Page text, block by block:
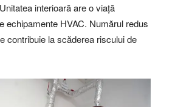
interioară are o viață
echipamente HVAC. Numărul redus
contribuie la scăderea riscului de